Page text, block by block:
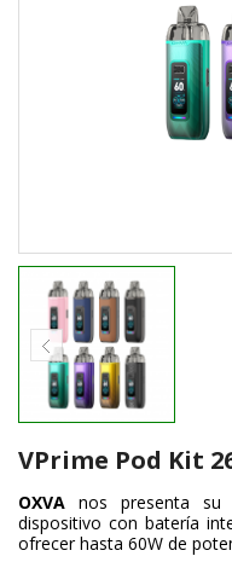
VPrime Pod Kit
OXVA nos presenta su
dispositivo con batería
ofrecer hasta 60W de